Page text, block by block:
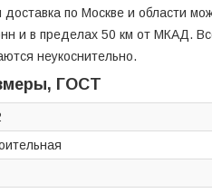
по Москве и области
и в пределах 50 км от МКАД.
неукоснительно.
ГОСТ